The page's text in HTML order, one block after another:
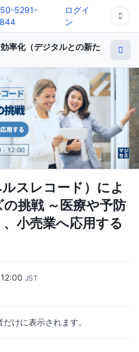
5291-
ログイ
ン
率化（デジタルとの新た
スレコード）によ
挑戦 ～医療や予防
小売業へ応用する
JST
けに表示されます。